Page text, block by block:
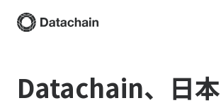
Datachain、日